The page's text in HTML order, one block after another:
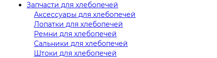
Запчасти для хлебопечей
Аксессуары для хлебопечей
Лопатки для хлебопечей
Ремни для хлебопечей
Сальники для хлебопечей
Штоки для хлебопечей